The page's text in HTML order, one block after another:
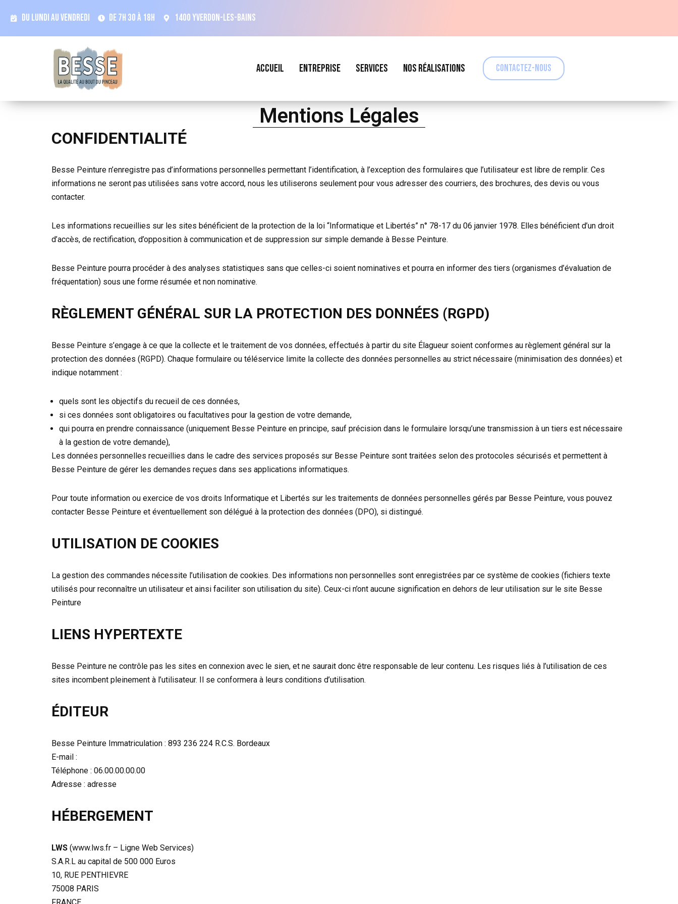
Du Lundi au Vendredi De 7h 30 à 18h 1400 Yverdon-les-Bains
ACCUEIL ENTREPRISE SERVICES NOS RÉALISATIONS CONTACTEZ-NOUS
Mentions Légales
CONFIDENTIALITÉ
Besse Peinture n’enregistre pas d’informations personnelles permettant l’identification, à l’exception des formulaires que l’utilisateur est libre de remplir. Ces
informations ne seront pas utilisées sans votre accord, nous les utiliserons seulement pour vous adresser des courriers, des brochures, des devis ou vous
contacter.
Les informations recueillies sur les sites bénéficient de la protection de la loi “Informatique et Libertés” n° 78-17 du 06 janvier 1978. Elles bénéficient d’un droit
d’accès, de rectification, d’opposition à communication et de suppression sur simple demande à Besse Peinture.
Besse Peinture pourra procéder à des analyses statistiques sans que celles-ci soient nominatives et pourra en informer des tiers (organismes d’évaluation de
fréquentation) sous une forme résumée et non nominative.
RÈGLEMENT GÉNÉRAL SUR LA PROTECTION DES DONNÉES (RGPD)
Besse Peinture s’engage à ce que la collecte et le traitement de vos données, effectués à partir du site Élagueur soient conformes au règlement général sur la
protection des données (RGPD). Chaque formulaire ou téléservice limite la collecte des données personnelles au strict nécessaire (minimisation des données) et
indique notamment :
quels sont les objectifs du recueil de ces données,
si ces données sont obligatoires ou facultatives pour la gestion de votre demande,
qui pourra en prendre connaissance (uniquement Besse Peinture en principe, sauf précision dans le formulaire lorsqu’une transmission à un tiers est nécessaire
à la gestion de votre demande),
Les données personnelles recueillies dans le cadre des services proposés sur Besse Peinture sont traitées selon des protocoles sécurisés et permettent à
Besse Peinture de gérer les demandes reçues dans ses applications informatiques.
Pour toute information ou exercice de vos droits Informatique et Libertés sur les traitements de données personnelles gérés par Besse Peinture, vous pouvez
contacter Besse Peinture et éventuellement son délégué à la protection des données (DPO), si distingué.
UTILISATION DE COOKIES
La gestion des commandes nécessite l’utilisation de cookies. Des informations non personnelles sont enregistrées par ce système de cookies (fichiers texte
utilisés pour reconnaître un utilisateur et ainsi faciliter son utilisation du site). Ceux-ci n’ont aucune signification en dehors de leur utilisation sur le site Besse
Peinture
LIENS HYPERTEXTE
Besse Peinture ne contrôle pas les sites en connexion avec le sien, et ne saurait donc être responsable de leur contenu. Les risques liés à l’utilisation de ces
sites incombent pleinement à l’utilisateur. Il se conformera à leurs conditions d’utilisation.
ÉDITEUR
Besse Peinture Immatriculation : 893 236 224 R.C.S. Bordeaux
E-mail :
Téléphone : 06.00.00.00.00
Adresse : adresse
HÉBERGEMENT
LWS (www.lws.fr – Ligne Web Services)
S.A.R.L au capital de 500 000 Euros
10, RUE PENTHIEVRE
75008 PARIS